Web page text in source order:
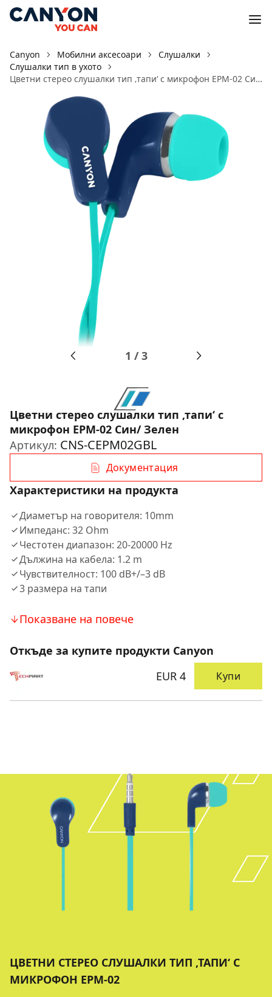
Canyon Мобилни аксесоари
Слушалки
Слушалки тип в ухото
Цветни стерео слушалки тип ‚тапи‘ с микрофон EPM-02 Син/ Зелен
1 /3
Цветни стерео слушалки тип ‚тапи‘ с
микрофон EPM-02 Син/ Зелен
Артикул: CNS-CEPM02GBL
Документация
Характеристики на продукта
Диаметър на говорителя: 10mm
Импеданс: 32 Ohm
Честотен диапазон: 20-20000 Hz
Дължина на кабела: 1.2 m
Чувствителност: 100 dB+/–3 dB
3 размера на тапи
Показване на повече
Откъде за купите продукти Canyon
EUR 4
Купи
ЦВЕТНИ СТЕРЕО СЛУШАЛКИ ТИП ‚ТАПИ‘ С
МИКРОФОН EPM-02